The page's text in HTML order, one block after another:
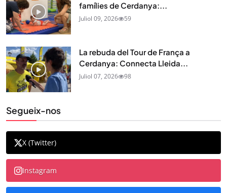
famílies de Cerdanya:...
Juliol 09, 2026 59
La rebuda del Tour de França a
Cerdanya: Connecta Lleida...
Juliol 07, 2026 98
Segueix-nos
X (Twitter)
Instagram